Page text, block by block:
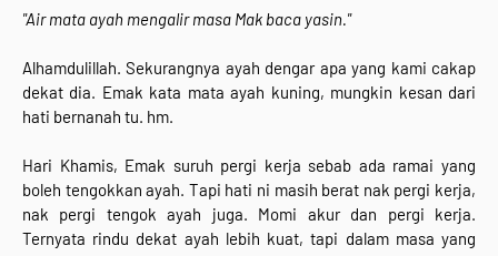
"Air mata ayah mengalir masa Mak baca yasin."
Alhamdulillah. Sekurangnya ayah dengar apa yang kami cakap
dekat dia. Emak kata mata ayah kuning, mungkin kesan dari
hati bernanah tu. hm.
Hari Khamis, Emak suruh pergi kerja sebab ada ramai yang
boleh tengokkan ayah. Tapi hati ni masih berat nak pergi kerja,
nak pergi tengok ayah juga. Momi akur dan pergi kerja.
Ternyata rindu dekat ayah lebih kuat, tapi dalam masa yang